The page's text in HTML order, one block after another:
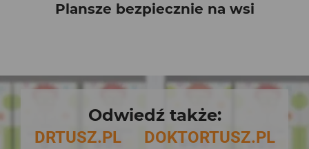
Plansze bezpiecznie na wsi
Odwiedź także:
DRTUSZ.PL
DOKTORTUSZ.PL